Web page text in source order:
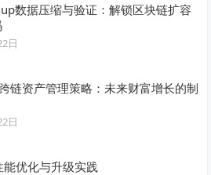
数据压缩与验证：解锁区块链扩容
日
链资产管理策略：未来财富增长的制
日
优化与升级实践